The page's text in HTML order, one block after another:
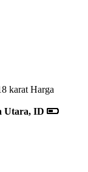
karat Harga
Utara, ID